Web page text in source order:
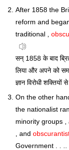
After 1858 the
reform and
traditional ,
सन् 1858 के बाद
लिया और अपने को
ज्ञान विरोधी शक्तियों
On the other
the nationalist
minority groups
, and
Government . . ..